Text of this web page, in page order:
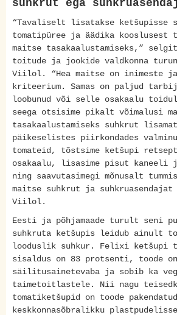
suhkrut ega
“Tavaliselt lisatakse ketšupisse
tomatipüree ja äädika kooslusest
maitse tasakaalustamiseks,”
toitude ja jookide valdkonna
Viilol. “Hea maitse on inimeste
kriteerium. Samas on paljud
loobunud või selle osakaalu
seega otsisime pikalt võimalusi
tasakaalustamiseks suhkrut
päikeselistes piirkondades
tomateid, tõstsime ketšupi
osakaalu, lisasime pisut kaneeli
ning saavutasimegi mõnusalt
maitse suhkrut ja
Viilol.
Eesti ja põhjamaade turult seni
suhkruta ketšupis leidub ainult
looduslik suhkur. Felixi ketšupi
sisaldus on 83 protsenti, toode on
säilitusainetevaba ja sobib ka
taimetoitlastele. Nii nagu
tomatiketšupid on toode pakendatud
keskkonnasõbralikku